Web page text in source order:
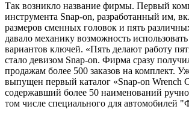
Так возникло название фирмы. Первый
инструмента Snap-on, разработанный им,
размеров сменных головок и пять
давало механику возможность
вариантов ключей. «Пять делают работу
стало девизом Snap-on. Фирма сразу
продажам более 500 заказов на комплект.
выпущен первый каталог «Snap-on Wrench
содержавший более 50 наименований
том числе специального для автомобилей